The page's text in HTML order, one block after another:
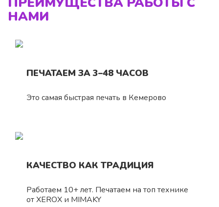
НАМИ
ПЕЧАТАЕМ ЗА 3–48 ЧАСОВ
Это самая быстрая печать в Кемерово
КАЧЕСТВО КАК ТРАДИЦИЯ
Работаем 10+ лет. Печатаем на топ технике
от XEROX и MIMAKY